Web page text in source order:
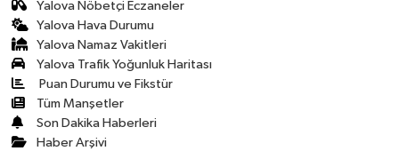
Yalova Nöbetçi Eczaneler
Yalova Hava Durumu
Yalova Namaz Vakitleri
Yalova Trafik Yoğunluk Haritası
Puan Durumu ve Fikstür
Tüm Manşetler
Son Dakika Haberleri
Haber Arşivi